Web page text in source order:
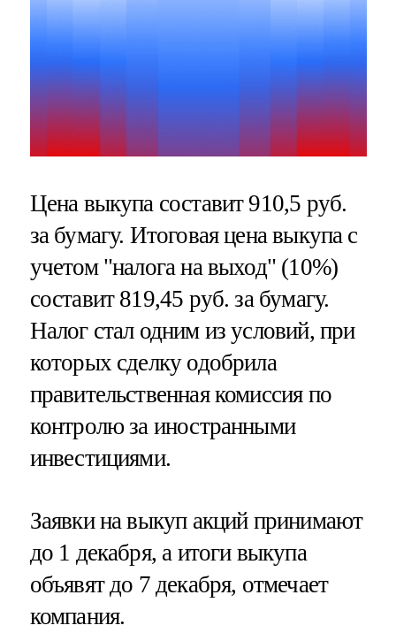
Цена выкупа составит 910,5 руб.
за бумагу. Итоговая цена выкупа с
учетом "налога на выход" (10%)
составит 819,45 руб. за бумагу.
Налог стал одним из условий, при
которых сделку одобрила
правительственная комиссия по
контролю за иностранными
инвестициями.
Заявки на выкуп акций принимают
до 1 декабря, а итоги выкупа
объявят до 7 декабря, отмечает
компания.